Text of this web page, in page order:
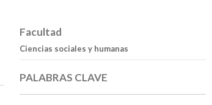
Facultad
Ciencias sociales y humanas
PALABRAS CLAVE